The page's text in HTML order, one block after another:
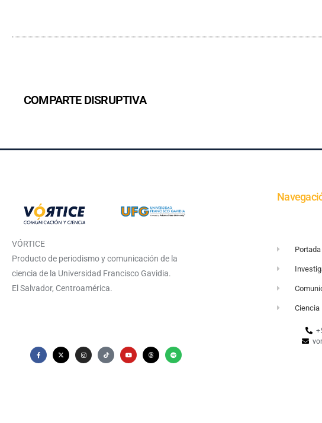
COMPARTE DISRUPTIVA
VÓRTICE
Producto de periodismo y comunicación de la
ciencia de la Universidad Francisco Gavidia.
El Salvador, Centroamérica.
Portada
Ciencia